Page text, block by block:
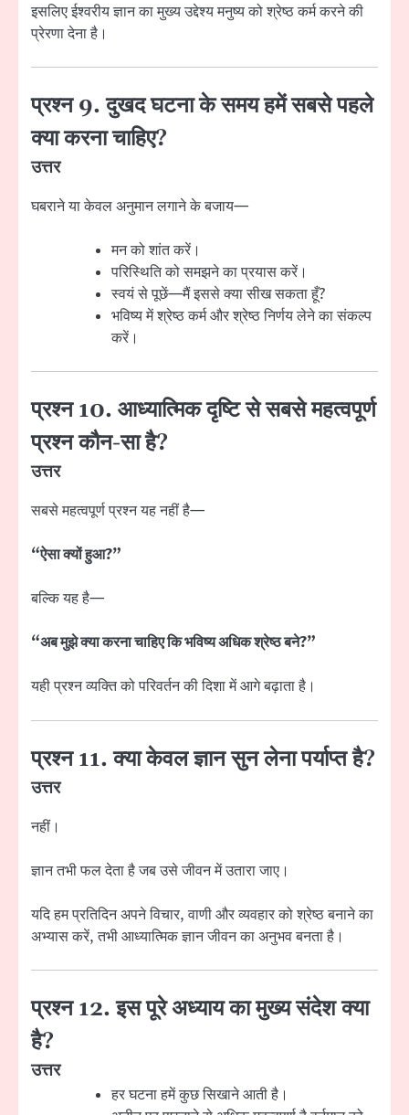
इसलिए ईश्वरीय ज्ञान का मुख्य उद्देश्य मनुष्य को श्रेष्ठ कर्म करने की
प्रेरणा देना है।
प्रश्न 9. दुखद घटना के समय हमें सबसे पहले
क्या करना चाहिए?
उत्तर
घबराने या केवल अनुमान लगाने के बजाय—
मन को शांत करें।
परिस्थिति को समझने का प्रयास करें।
स्वयं से पूछें—मैं इससे क्या सीख सकता हूँ?
भविष्य में श्रेष्ठ कर्म और श्रेष्ठ निर्णय लेने का संकल्प
करें।
प्रश्न 10. आध्यात्मिक दृष्टि से सबसे महत्वपूर्ण
प्रश्न कौन-सा है?
उत्तर
सबसे महत्वपूर्ण प्रश्न यह नहीं है—
“ऐसा क्यों हुआ?”
बल्कि यह है—
“अब मुझे क्या करना चाहिए कि भविष्य अधिक श्रेष्ठ बने?”
यही प्रश्न व्यक्ति को परिवर्तन की दिशा में आगे बढ़ाता है।
प्रश्न 11. क्या केवल ज्ञान सुन लेना पर्याप्त है?
उत्तर
नहीं।
ज्ञान तभी फल देता है जब उसे जीवन में उतारा जाए।
यदि हम प्रतिदिन अपने विचार, वाणी और व्यवहार को श्रेष्ठ बनाने का
अभ्यास करें, तभी आध्यात्मिक ज्ञान जीवन का अनुभव बनता है।
प्रश्न 12. इस पूरे अध्याय का मुख्य संदेश क्या
है?
उत्तर
हर घटना हमें कुछ सिखाने आती है।